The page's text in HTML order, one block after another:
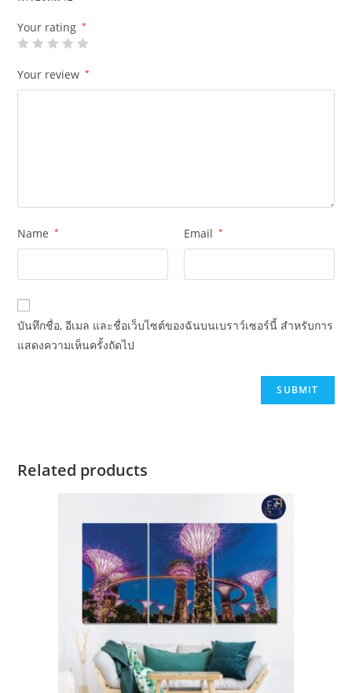
Your rating *
Your review *
Name * Email *
บันทึกชื่อ, อีเมล และชื่อเว็บไซต์ของฉันบนเบราว์เซอร์นี้ สำหรับการ
แสดงความเห็นครั้งถัดไป
Related products